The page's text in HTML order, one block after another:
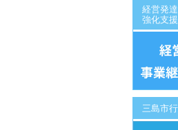
経営発
強化支
三島市